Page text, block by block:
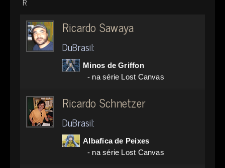
Ricardo Sawaya
DuBrasil:
Minos de Griffon
- na série Lost Canvas
Ricardo Schnetzer
DuBrasil:
Albafica de Peixes
- na série Lost Canvas